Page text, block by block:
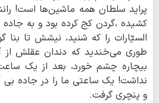
پراید سلطان همه ماشین‌ها است!
کشیده ،گردن کج کرده بود و به
السیّارات را که شنید، نیشش تا
طوری می‌خندید که دندان عقلش از
بیچاره چشم خورد، بعد از یک
نداشت! یک ساعتی ما را در جاده بی
و پنچری گرفت.